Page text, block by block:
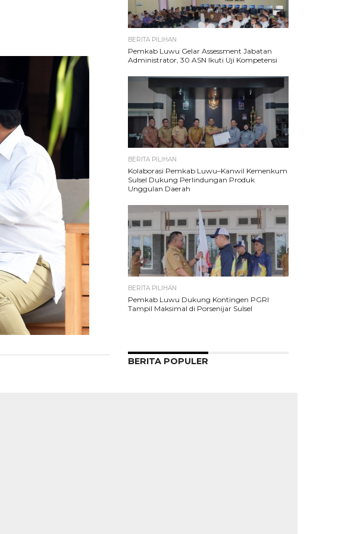
BERITA PILIHAN
Pemkab Luwu Gelar Assessment Jabatan
Administrator, 30 ASN Ikuti Uji Kompetensi
BERITA PILIHAN
Kolaborasi Pemkab Luwu–Kanwil Kemenkum
Sulsel Dukung Perlindungan Produk
Unggulan Daerah
BERITA PILIHAN
Pemkab Luwu Dukung Kontingen PGRI
Tampil Maksimal di Porsenijar Sulsel
BERITA POPULER